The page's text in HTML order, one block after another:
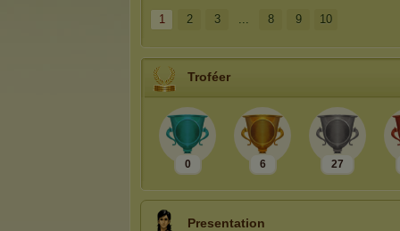
1 2 3 ... 8 9 10
Troféer
0 6 27
Presentation